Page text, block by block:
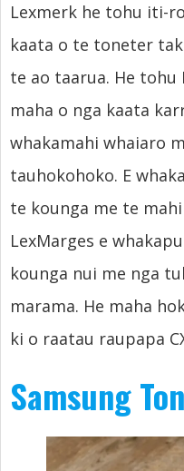
Lexmerk he tohu iti-
kaata o te toneter
te ao taarua. He tohu
maha o nga kaata
whakamahi whaiaro
tauhokohoko. E
te kounga me te
LexMarges e
kounga nui me nga
marama. He maha
ki o raatau raupapa
Samsung